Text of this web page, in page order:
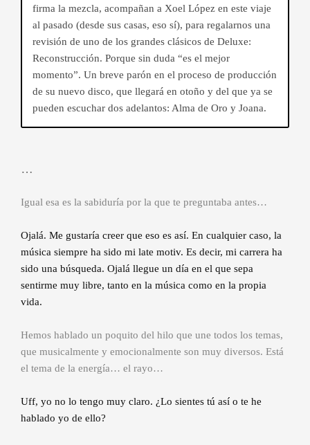
firma la mezcla, acompañan a Xoel López en este viaje
al pasado (desde sus casas, eso sí), para regalarnos una
revisión de uno de los grandes clásicos de Deluxe:
Reconstrucción. Porque sin duda “es el mejor
momento”. Un breve parón en el proceso de producción
de su nuevo disco, que llegará en otoño y del que ya se
pueden escuchar dos adelantos: Alma de Oro y Joana.
…
Igual esa es la sabiduría por la que te preguntaba antes…
Ojalá. Me gustaría creer que eso es así. En cualquier caso, la
música siempre ha sido mi late motiv. Es decir, mi carrera ha
sido una búsqueda. Ojalá llegue un día en el que sepa
sentirme muy libre, tanto en la música como en la propia
vida.
Hemos hablado un poquito del hilo que une todos los temas,
que musicalmente y emocionalmente son muy diversos. Está
el tema de la energía… el rayo…
Uff, yo no lo tengo muy claro. ¿Lo sientes tú así o te he
hablado yo de ello?